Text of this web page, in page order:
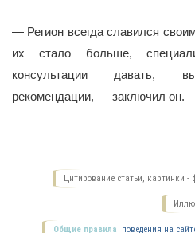
— Регион всегда славился
их стало больше,
консультации давать,
рекомендации, — заключил он.
Цитирование статьи, картинки -
Общие правила поведения на